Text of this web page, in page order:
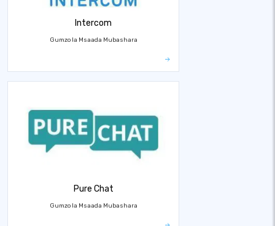
Intercom
Gumzo la Msaada Mubashara
Pure Chat
Gumzo la Msaada Mubashara